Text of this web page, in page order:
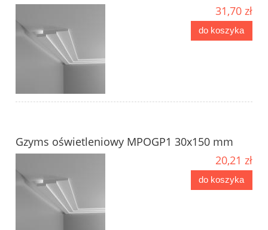
31,70 zł
do koszyka
Gzyms oświetleniowy MPOGP1 30x150 mm
20,21 zł
do koszyka